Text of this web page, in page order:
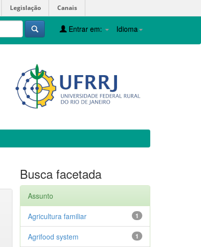
Legislação Canais
Idioma
Entrar em:
Busca facetada
Assunto
1
Agricultura familiar
1
Agrifood system